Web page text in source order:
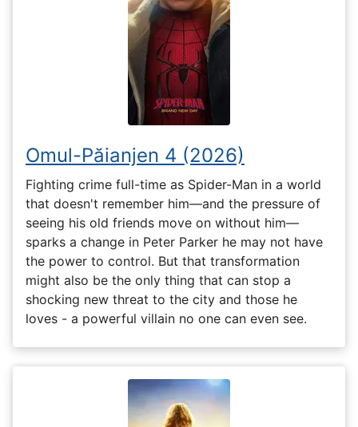
Omul-Păianjen 4 (2026)
Fighting crime full-time as Spider-Man in a world
that doesn't remember him—and the pressure of
seeing his old friends move on without him—
sparks a change in Peter Parker he may not have
the power to control. But that transformation
might also be the only thing that can stop a
shocking new threat to the city and those he
loves - a powerful villain no one can even see.